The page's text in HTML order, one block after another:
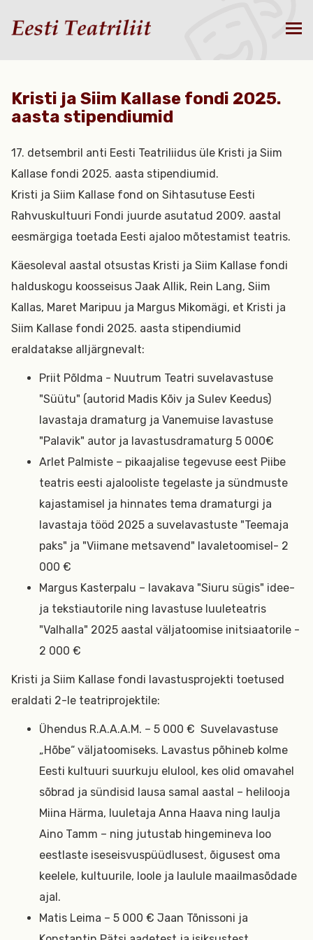
Kristi ja Siim Kallase fondi 2025.
aasta stipendiumid
17. detsembril anti Eesti Teatriliidus üle Kristi ja Siim
Kallase fondi 2025. aasta stipendiumid.
Kristi ja Siim Kallase fond on Sihtasutuse Eesti
Rahvuskultuuri Fondi juurde asutatud 2009. aastal
eesmärgiga toetada Eesti ajaloo mõtestamist teatris.
Käesoleval aastal otsustas Kristi ja Siim Kallase fondi
halduskogu koosseisus Jaak Allik, Rein Lang, Siim
Kallas, Maret Maripuu ja Margus Mikomägi, et Kristi ja
Siim Kallase fondi 2025. aasta stipendiumid
eraldatakse alljärgnevalt:
Priit Põldma - Nuutrum Teatri suvelavastuse
"Süütu" (autorid Madis Kõiv ja Sulev Keedus)
lavastaja dramaturg ja Vanemuise lavastuse
"Palavik" autor ja lavastusdramaturg 5 000€
Arlet Palmiste – pikaajalise tegevuse eest Piibe
teatris eesti ajalooliste tegelaste ja sündmuste
kajastamisel ja hinnates tema dramaturgi ja
lavastaja tööd 2025 a suvelavastuste "Teemaja
paks" ja "Viimane metsavend" lavaletoomisel- 2
000 €
Margus Kasterpalu – lavakava "Siuru sügis" idee-
ja tekstiautorile ning lavastuse luuleteatris
"Valhalla" 2025 aastal väljatoomise initsiaatorile -
2 000 €
Kristi ja Siim Kallase fondi lavastusprojekti toetused
eraldati 2-le teatriprojektile:
Ühendus R.A.A.A.M. – 5 000 € Suvelavastuse
„Hõbe“ väljatoomiseks. Lavastus põhineb kolme
Eesti kultuuri suurkuju elulool, kes olid omavahel
sõbrad ja sündisid lausa samal aastal – helilooja
Miina Härma, luuletaja Anna Haava ning laulja
Aino Tamm – ning jutustab hingemineva loo
eestlaste iseseisvuspüüdlusest, õigusest oma
keelele, kultuurile, loole ja laulule maailmasõdade
ajal.
Matis Leima – 5 000 € Jaan Tõnissoni ja